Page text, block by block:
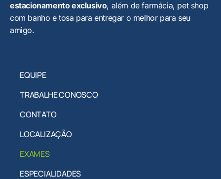
estacionamento exclusivo, além de farmácia, pet shop
com banho e tosa para entregar o melhor para seu
amigo.
EQUIPE
TRABALHE CONOSCO
CONTATO
LOCALIZAÇÃO
EXAMES
ESPECIALIDADES